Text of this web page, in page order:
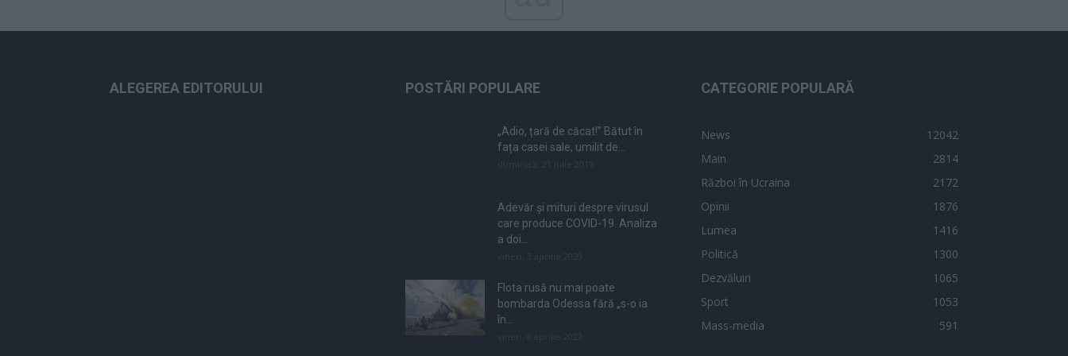
ALEGEREA EDITORULUI POSTĂRI POPULARE
„Adio, țară de căcat!” Bătut în
fața casei sale, umilit de...
Adevăr și mituri despre virusul
care produce COVID-19. Analiza
a doi...
Flota rusă nu mai poate
bombarda Odessa fără „s-o ia
în...
CATEGORIE POPULARĂ
News
12042
Main
2814
Război în Ucraina
2172
Opinii
1876
Lumea
1416
Politică
1300
Dezvăluiri
1065
Sport
1053
Mass-media
591